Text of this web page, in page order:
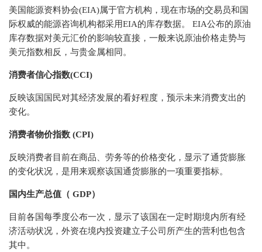
美国能源资料协会(EIA)属于官方机构，现在市场的交易员和国
际权威的能源咨询机构都采用EIA的库存数据。 EIA公布的原油
库存数据对美元汇价的影响较直接，一般来说原油价格走势与
美元指数相反，与贵金属相同。
消费者信心指数(CCI)
反映该国国民对其经济发展的看好程度，预示未来消费支出的
变化。
消费者物价指数 (CPI)
反映消费者目前在商品、劳务等的价格变化，显示了通货膨胀
的变化状况，是用来观察该国通货膨胀的一项重要指标。
国内生产总值（ GDP）
目前各国每季度公布一次，显示了该国在一定时期境内所有经
济活动状况，外资在境内投资建立子公司所产生的营利也包含
其中。